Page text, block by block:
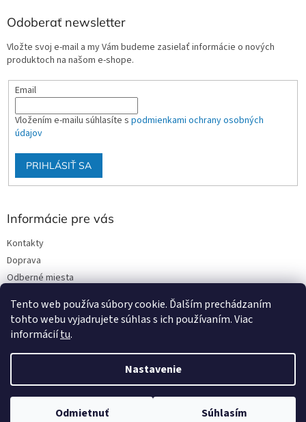
Tento web používa súbory cookie. Ďalším prechádzaním
tohto webu vyjadrujete súhlas s ich používaním. Viac
informáciítu.
Nastavenie
Odmietnuť Súhlasím
Odoberať newsletter
Vložte svoj e-mail a my Vám budeme zasielať informácie o nových
produktoch na našom e-shope.
Email
Vložením e-mailu súhlasíte s podmienkami ochrany osobných
údajov
PRIHLÁSIŤ SA
Informácie pre vás
Kontakty
Doprava
Odberné miesta
Obchodné podmienky
Vytvoril Shoptet
Copyright 2026Stavmat DCA . Všetky práva vyhradené.